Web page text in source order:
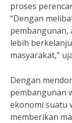
proses
“Dengan
pembangunan,
lebih
masyarakat,”
Dengan
pembangunan
ekonomi suatu
memberikan